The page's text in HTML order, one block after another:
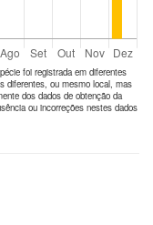
foi registrada em diferentes
diferentes, ou mesmo local, mas
dos dados de obtenção da
ou incorreções nestes dados